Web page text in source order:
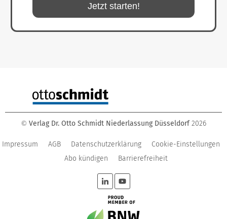
Jetzt starten!
© Verlag Dr. Otto Schmidt Niederlassung Düsseldorf 2026
Impressum AGB Datenschutzerklärung
Cookie-Einstellungen
Abo kündigen
Barrierefreiheit